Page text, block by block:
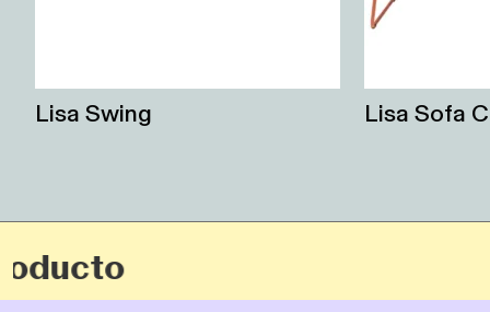
Lisa Swing Lisa Sofa